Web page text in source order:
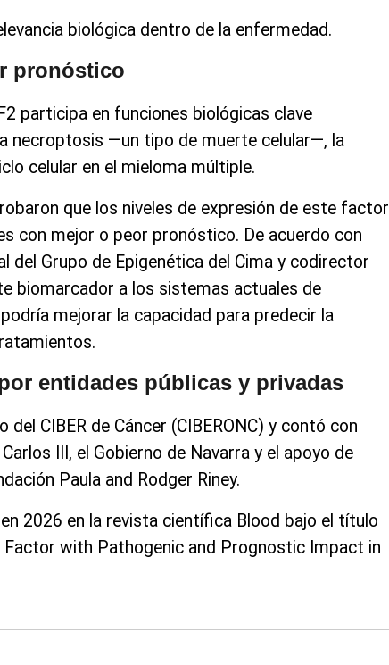
biológica dentro de la enfermedad.
pronóstico
participa en funciones biológicas clave
necroptosis —un tipo de muerte celular—, la
celular en el mieloma múltiple.
que los niveles de expresión de este factor
con mejor o peor pronóstico. De acuerdo con
del Grupo de Epigenética del Cima y codirector
biomarcador a los sistemas actuales de
mejorar la capacidad para predecir la
entidades públicas y privadas
CIBER de Cáncer (CIBERONC) y contó con
III, el Gobierno de Navarra y el apoyo de
Paula and Rodger Riney.
2026 en la revista científica Blood bajo el título
Factor with Pathogenic and Prognostic Impact in